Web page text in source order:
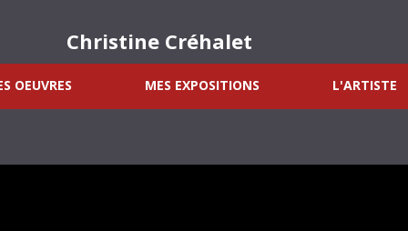
Christine Créhalet
OEUVRES MES EXPOSITIONS L'ARTISTE